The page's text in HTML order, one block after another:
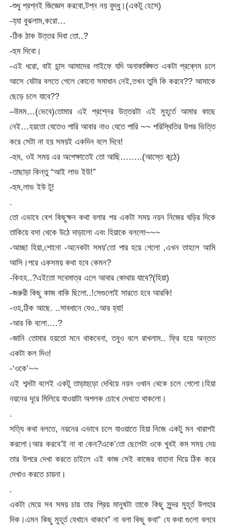
-শুধু প্রশ্নই জিজ্ঞেস করবো,টশ্ন নয় বুদ্ধু।(একটু হেসে)
-হ্যা বুঝলাম,করো…
-ঠিক ঠাক উত্তর দিবা তো..?
-হুম দিবো।
-এই ধরো, বাই চান্স আমাদের লাইফে যদি অনাকাঙ্ক্ষিত একটা প্রব্লেম চলে
আসে যেটার বলতে গেলে কোনো সমাধান নেই,তখন তুমি কি করবে?? আমাকে
ছেড়ে চলে যাবে??
–উমম…(ভেবে)তোমার এই প্রশ্নের উত্তরটা এই মুহূর্তে আমার কাছে
নেই…হয়তো যেতেও পারি আবার নাও যেতে পারি ~~ পরিস্থিতির উপর ভিত্তি
করে সেটা না হয় সময়ই একদিন বলে দিবে!
-হুম, ওই সময় এর অপেক্ষাতেই তো আছি……..(আস্তে কন্ঠে)
-তাছাড়া কিন্তু “আই লাভ ইউ!”
-হুম,লাভ ইউ টু!
.
তো এভাবে বেশ কিছুক্ষন কথা বলার পর একটা সময় নয়ন নিজের ঘড়ির দিকে
তাকিয়ে বসা থেকে উঠে দাড়ালো এবং হিয়াকে বললো~~~
-আচ্ছা হিয়া,শোনো -অনেকটা সময়’তো পার হয়ে গেলো ,এখন তাহলে আমি
আসি।পরে একসময় কথা হবে কেমন?
-কিহহ..?এইতো সবেমাত্র এলে আবার কোথায় যাবে?(হিয়া)
-জরুরী কিছু কাজ বাকি ছিলো..!সেগুলোই সারতে হবে আরকি!
-ওহ,ঠিক আছে. ..সাবধানে যেও..আর হ্যা!
-আর কি বলো….?
-জানি তোমার হয়তো মনে থাকবেনা, তবুও বলে রাখলাম.. ফ্রি হয়ে অন্তত
একটা কল দিও!
-‘ওকে’~~
এই শব্দটা বলেই একটু তাড়াহুড়ো দেখিয়ে নয়ন ওখান থেকে চলে গেলো।হিয়া
নয়নের দূরে মিলিয়ে যাওয়াটা অপলক চোখে দেখতে থাকলো।
.
সত্যি কথা বলতে, নয়নের এভাবে চলে যাওয়াতে হিয়া নিজে একটু মন খারাপই
করলো।আর করবে’ই না বা কেন?একে’তো ছেলেটা ওকে খুবই কম সময় দেয়
তার উপরে দেখা করতে চাইলে এই কাজ সেই কাজের বাহানা দিয়ে ঠিক করে
দেখাও করতে চায়না।
.
একটা মেয়ে সব সময় চায় তার প্রিয় মানুষটা তাকে কিছু সুন্দর মুহূর্ত উপহার
দিক।এমন কিছু মুহূর্ত যেখানে থাকবে” না বলা কিছু কথা” যে কথা গুলো বলবে